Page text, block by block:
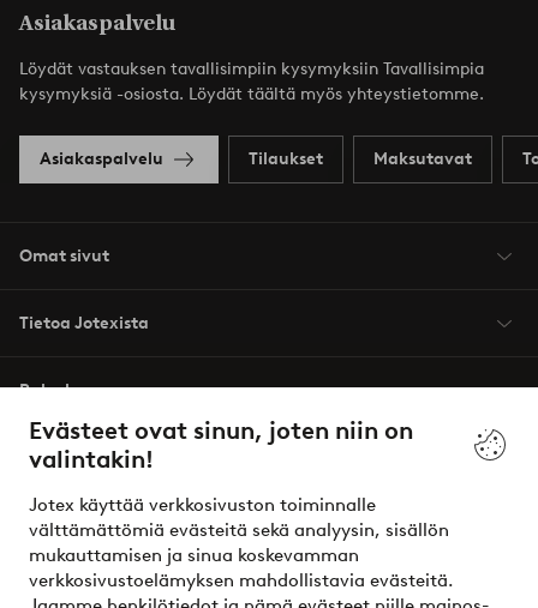
Evästeet ovat sinun, joten niin on
valintakin!
Jotex käyttää verkkosivuston toiminnalle
välttämättömiä evästeitä sekä analyysin, sisällön
mukauttamisen ja sinua koskevamman
verkkosivustoelämyksen mahdollistavia evästeitä.
Asiakaspalvelu
Löydät vastauksen tavallisimpiin kysymyksiin Tavallisimpia
kysymyksiä -osiosta. Löydät täältä myös yhteystietomme.
Asiakaspalvelu Tilaukset Maksutavat
Omat sivut
Tietoa Jotexista
Palvelumme
Ehdot
Ystävät